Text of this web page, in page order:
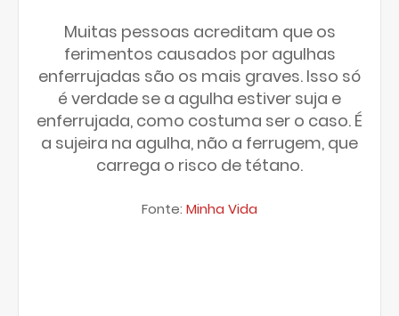
Muitas pessoas acreditam que os
ferimentos causados por agulhas
enferrujadas são os mais graves. Isso só
é verdade se a agulha estiver suja e
enferrujada, como costuma ser o caso. É
a sujeira na agulha, não a ferrugem, que
carrega o risco de tétano.
Fonte: Minha Vida